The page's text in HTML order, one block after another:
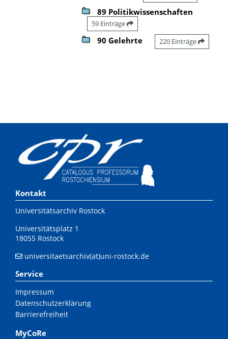
89 Politikwissenschaften
59 Einträge
90 Gelehrte 220 Einträge
Kontakt
Universitätsarchiv Rostock
Universitätsplatz 1
18055 Rostock
universitaetsarchiv(at)uni-rostock.de
Service
Impressum
Datenschutzerklärung
Barrierefreiheit
MyCoRe